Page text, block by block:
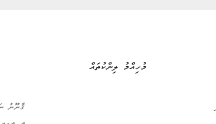
މުހިއްމު ލިންކުތައް